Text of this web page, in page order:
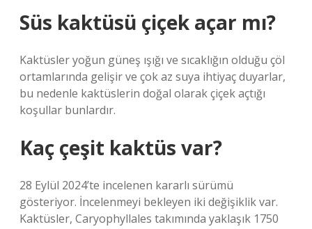
Süs kaktüsü çiçek açar mı?
Kaktüsler yoğun güneş ışığı ve sıcaklığın olduğu çöl
ortamlarında gelişir ve çok az suya ihtiyaç duyarlar,
bu nedenle kaktüslerin doğal olarak çiçek açtığı
koşullar bunlardır.
Kaç çeşit kaktüs var?
28 Eylül 2024’te incelenen kararlı sürümü
gösteriyor. İncelenmeyi bekleyen iki değişiklik var.
Kaktüsler, Caryophyllales takımında yaklaşık 1750